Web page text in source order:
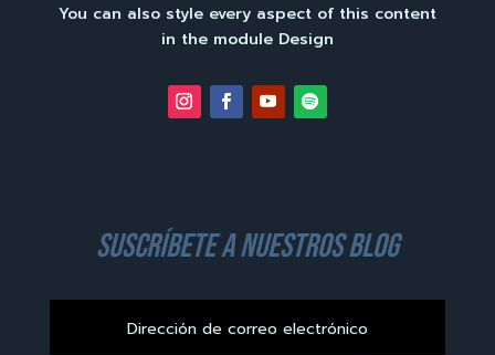
You can also style every aspect of this content
in the module Design
suscríbete a nuestros blog